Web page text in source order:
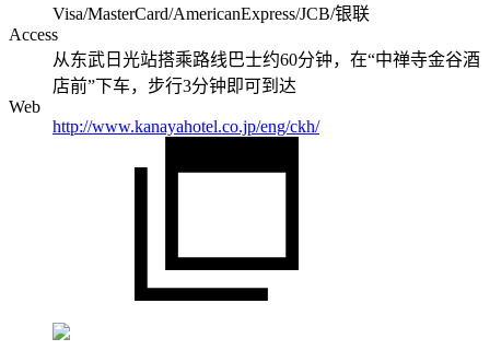
Visa/MasterCard/AmericanExpress/JCB/银联
Access
从东武日光站搭乘路线巴士约60分钟，在“中禅寺金谷酒
店前”下车，步行3分钟即可到达
Web
http://www.kanayahotel.co.jp/eng/ckh/